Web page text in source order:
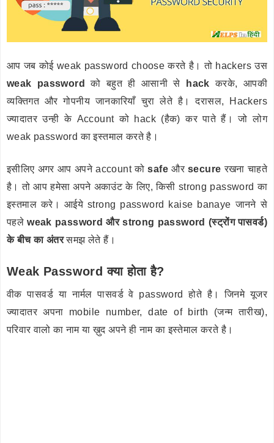
आप जब कोई weak password choose करते है। तो hackers उस
weak password
को बहुत ही आसानी से hack करके, आपकी
व्यक्तिगत और गोपनीय जानकारियाँ चुरा लेते है। दरासल, Hackers
ज्यादातर उन्ही के Account को hack (हैक) कर पाते हैं। जो लोग
weak password का इस्तमाल करते है।
इसीलिए अगर आप अपने account कोsafe औरsecure रखना चाहते
है। तो आप हमेसा अपने अकाउंट के लिए, किसी strong password का
इस्तमाल करे। आईये strong password kaise banaye जानने से
पहलेweak password और strong password (स्ट्रोंग पासवर्ड)
के बीच का अंतरसमझ लेते हैं।
Weak Password क्या होता है?
वीक पासवर्ड या नार्मल पासवर्ड वे password होते है। जिनमे यूजर
ज्यादातर अपना mobile number, date of birth (जन्म तारीख),
परिवार वालो का नाम या ख़ुद अपने ही नाम का इस्तेमाल करते है।